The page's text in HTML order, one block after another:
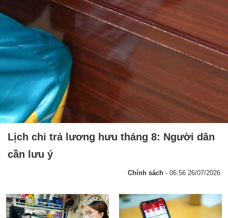
Lịch chi trả lương hưu tháng 8: Người dân
cần lưu ý
Chính sách - 06:56 26/07/2026